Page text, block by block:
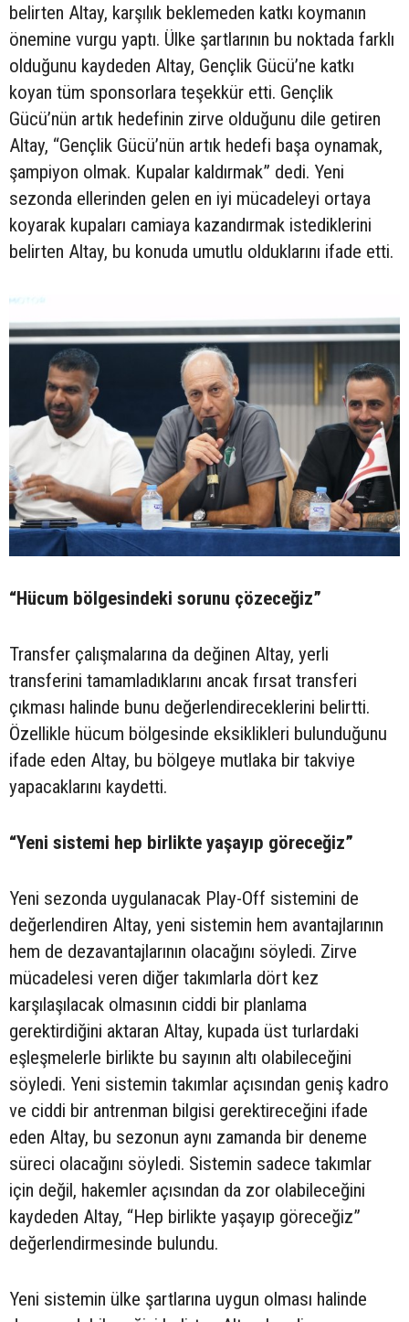
belirten Altay, karşılık beklemeden katkı koymanın
önemine vurgu yaptı. Ülke şartlarının bu noktada farklı
olduğunu kaydeden Altay, Gençlik Gücü’ne katkı
koyan tüm sponsorlara teşekkür etti. Gençlik
Gücü’nün artık hedefinin zirve olduğunu dile getiren
Altay, “Gençlik Gücü’nün artık hedefi başa oynamak,
şampiyon olmak. Kupalar kaldırmak” dedi. Yeni
sezonda ellerinden gelen en iyi mücadeleyi ortaya
koyarak kupaları camiaya kazandırmak istediklerini
belirten Altay, bu konuda umutlu olduklarını ifade etti.
“Hücum bölgesindeki sorunu çözeceğiz”
Transfer çalışmalarına da değinen Altay, yerli
transferini tamamladıklarını ancak fırsat transferi
çıkması halinde bunu değerlendireceklerini belirtti.
Özellikle hücum bölgesinde eksiklikleri bulunduğunu
ifade eden Altay, bu bölgeye mutlaka bir takviye
yapacaklarını kaydetti.
“Yeni sistemi hep birlikte yaşayıp göreceğiz”
Yeni sezonda uygulanacak Play-Off sistemini de
değerlendiren Altay, yeni sistemin hem avantajlarının
hem de dezavantajlarının olacağını söyledi. Zirve
mücadelesi veren diğer takımlarla dört kez
karşılaşılacak olmasının ciddi bir planlama
gerektirdiğini aktaran Altay, kupada üst turlardaki
eşleşmelerle birlikte bu sayının altı olabileceğini
söyledi. Yeni sistemin takımlar açısından geniş kadro
ve ciddi bir antrenman bilgisi gerektireceğini ifade
eden Altay, bu sezonun aynı zamanda bir deneme
süreci olacağını söyledi. Sistemin sadece takımlar
için değil, hakemler açısından da zor olabileceğini
kaydeden Altay, “Hep birlikte yaşayıp göreceğiz”
değerlendirmesinde bulundu.
Yeni sistemin ülke şartlarına uygun olması halinde